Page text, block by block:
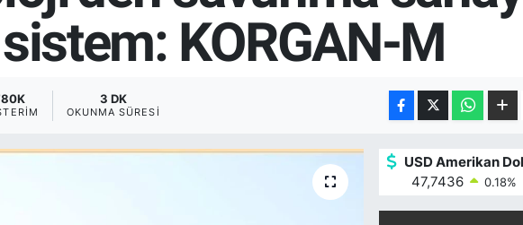
KORGAN-M
3 DK
OKUNMA SÜRESI
USD Amerikan
47,7436
0.18%